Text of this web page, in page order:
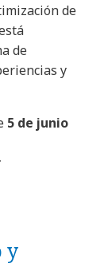
de
de
y
5 de junio
y